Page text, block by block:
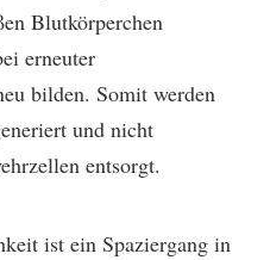
Blutkörperchen
erneuter
bilden. Somit werden
und nicht
entsorgt.
ist ein Spaziergang in